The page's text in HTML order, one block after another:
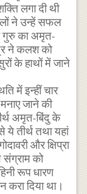
लगा दी थी
ने उन्हें सफल
गुरु का अमृत-
ने कलश को
के हाथों में जाने
में इन्हीं चार
मनाए जाने की
अमृत-बिंदु के
ये तीर्थ तथा यहां
और क्षिप्रा
को
रूप धारण
करा दिया था।